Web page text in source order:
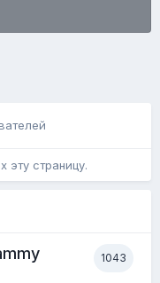
эту страницу.
1043